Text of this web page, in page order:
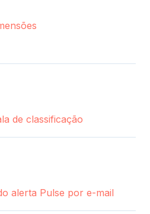
de classificação
alerta Pulse por e-mail